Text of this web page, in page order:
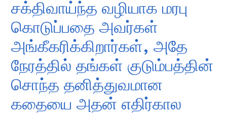
சக்திவாய்ந்த வழியாக மரபு
கொடுப்பதை அவர்கள்
அங்கீகரிக்கிறார்கள், அதே
நேரத்தில் தங்கள் குடும்பத்தின்
சொந்த தனித்துவமான
கதையை அதன் எதிர்கால